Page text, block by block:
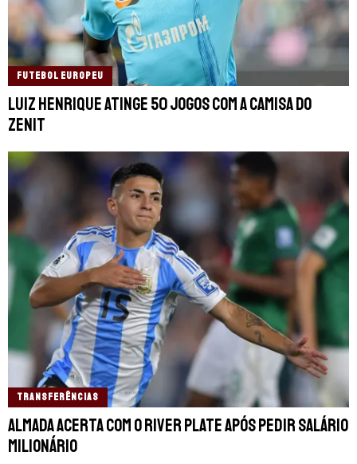
FUTEBOL EUROPEU
Luiz Henrique atinge 50 jogos com a camisa do
Zenit
TRANSFERÊNCIAS
Almada acerta com o River Plate após pedir salário
milionário